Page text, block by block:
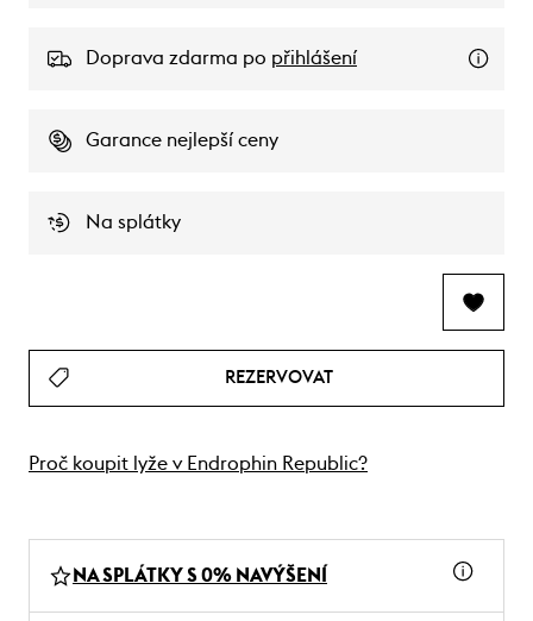
Doprava zdarma po přihlášení
Garance nejlepší ceny
Na splátky
REZERVOVAT
Proč koupit lyže v Endrophin Republic?
NA SPLÁTKY S 0% NAVÝŠENÍ